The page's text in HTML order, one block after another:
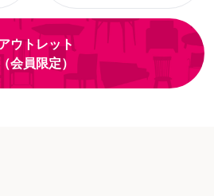
ウトレット
（会員限定）